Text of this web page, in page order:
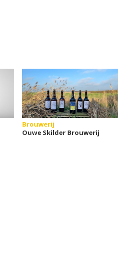
Brouwerij
Ouwe Skilder Brouwerij